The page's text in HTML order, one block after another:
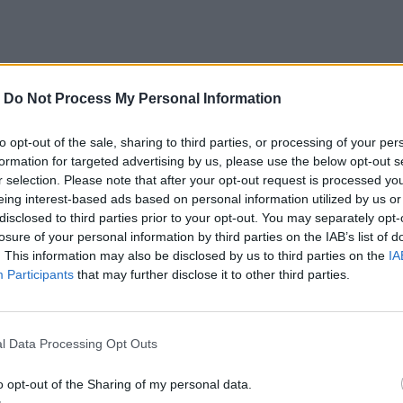
Do Not Process My Personal Information
opt-out of the sale, sharing to third parties, or processing of your
for targeted advertising by us, please use the below opt-out
selection. Please note that after your opt-out request is processed
interest-based ads based on personal information utilized by us
to third parties prior to your opt-out. You may separately
of your personal information by third parties on the IAB’s list of
This information may also be disclosed by us to third parties on the
Participants that may further disclose it to other third parties.
Data Processing Opt Outs
opt-out of the Sharing of my personal data.
ποιητή. Μέσα από της ερμηνείες του Κώστα
και το έργο του ποιητή και στιχουργού
μέχρι τη «Μαρκίζα», τραγούδια από τον
το «Οι Ελεύθεροι κι Ωραίοι» αλλά και τον
τραγούδια που μας έχουν συντροφέψει σε
και η Ελεάννα Βαρελά.
«Ρυθμός» από τη Νέα Ιωνία Βόλου με
Πλατεία Άνω Μεράς